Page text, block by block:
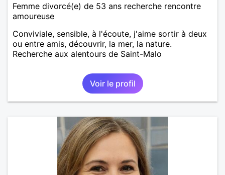
Femme divorcé(e) de 53 ans recherche rencontre
amoureuse
Conviviale, sensible, à l'écoute, j'aime sortir à deux
ou entre amis, découvrir, la mer, la nature.
Recherche aux alentours de Saint-Malo
Voir le profil